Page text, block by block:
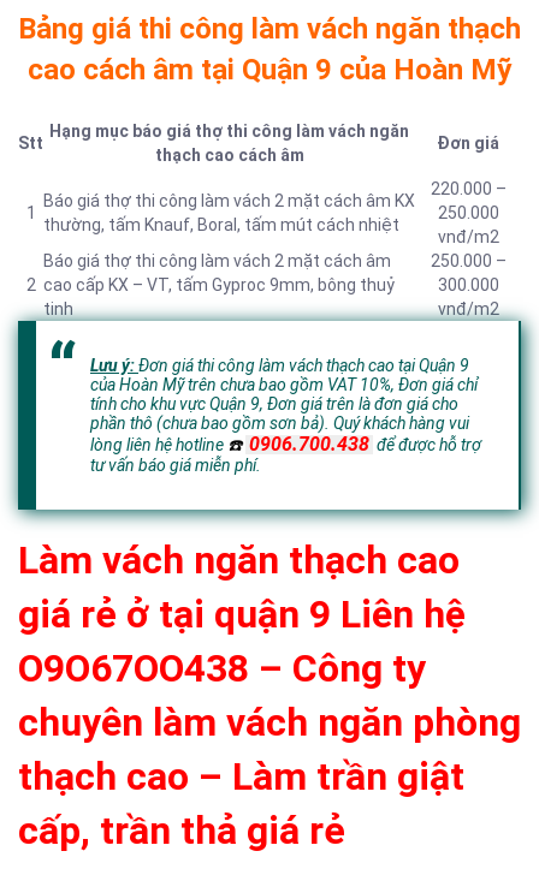
Bảng giá thi công làm vách ngăn thạch
cao cách âm tại Quận 9 của Hoàn Mỹ
Stt
Hạng mục báo giá thợ thi công làm vách ngăn
thạch cao cách âm
Đơn giá
1
Báo giá thợ thi công làm vách 2 mặt cách âm KX
thường, tấm Knauf, Boral, tấm mút cách nhiệt
220.000 –
250.000
vnđ/m2
2
Báo giá thợ thi công làm vách 2 mặt cách âm
cao cấp KX – VT, tấm Gyproc 9mm, bông thuỷ
tinh
250.000 –
300.000
vnđ/m2
Lưu ý:Đơn giá thi công làm vách thạch cao tại Quận 9
của Hoàn Mỹ trên chưa bao gồm VAT 10%, Đơn giá chỉ
tính cho khu vực Quận 9, Đơn giá trên là đơn giá cho
phần thô (chưa bao gồm sơn bả). Quý khách hàng vui
lòng liên hệ hotline ☎️ 0906.700.438 để được hỗ trợ
tư vấn báo giá miễn phí.
Làm vách ngăn thạch cao
giá rẻ ở tại quận 9 Liên hệ
O9O67OO438 – Công ty
chuyên làm vách ngăn phòng
thạch cao – Làm trần giật
cấp, trần thả giá rẻ